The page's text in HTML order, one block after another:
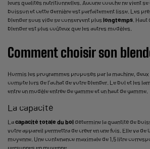
leurs qualités nutritionnelles. Aucune couche ne vient
boisson et cette dernière est parfaitement lisse. Les
blender sous vide se conservent plus longtemps .
blender est plus coûteux que les autres modèles.
Comment choisir son
Hormis les programmes proposés par la machine,
compte lors de l’achat de votre blender. Le bol et les
entre un modèle entrée de gamme et un haut de gamme.
La capacité
Lacapacité totale du boldétermine la quantité de
votre appareil permettra de créer en une fois. Elle va de
moyenne. Une contenance maximale de 1,5 litre
personnes en moyenne.